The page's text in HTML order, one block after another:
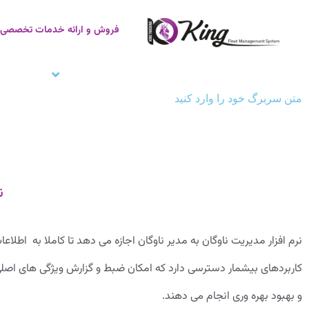
فروش و ارائه خدمات تخصصی
متن سربرگ خود را وارد کنید
نرم افزار مدیریت ناوگان به مدیر ناوگان اجازه می دهد تا کاملا به
کاربردهای بیشمار دسترسی دارد که امکان ضبط و گزارش ویژگی های
و بهبود بهره وری انجام می دهند.